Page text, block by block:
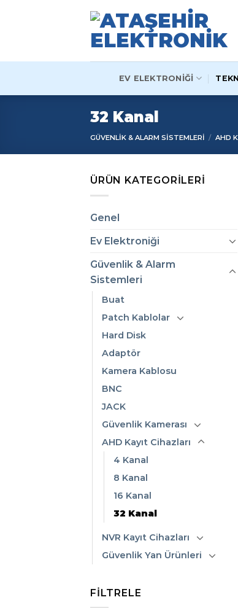
EV ELEKTRONIĞI
32 Kanal
GÜVENLIK & ALARM SISTEMLERI / AHD
ÜRÜN KATEGORILERI
Genel
Ev Elektroniği
Güvenlik & Alarm
Sistemleri
Buat
Patch Kablolar
Hard Disk
Adaptör
Kamera Kablosu
BNC
JACK
Güvenlik Kamerası
AHD Kayıt Cihazları
4 Kanal
8 Kanal
16 Kanal
32 Kanal
NVR Kayıt Cihazları
Güvenlik Yan Ürünleri
FILTRELE